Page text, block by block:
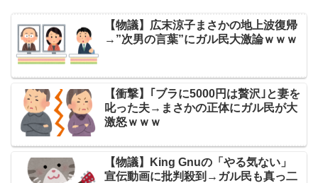
【物議】広末涼子まさかの地上波復帰
→”次男の言葉”にガル民大激論ｗｗｗ
【衝撃】｢ブラに5000円は贅沢｣と妻を
叱った夫→まさかの正体にガル民が大
激怒ｗｗｗ
【物議】King Gnuの「やる気ない」
宣伝動画に批判殺到→ガル民も真っ二